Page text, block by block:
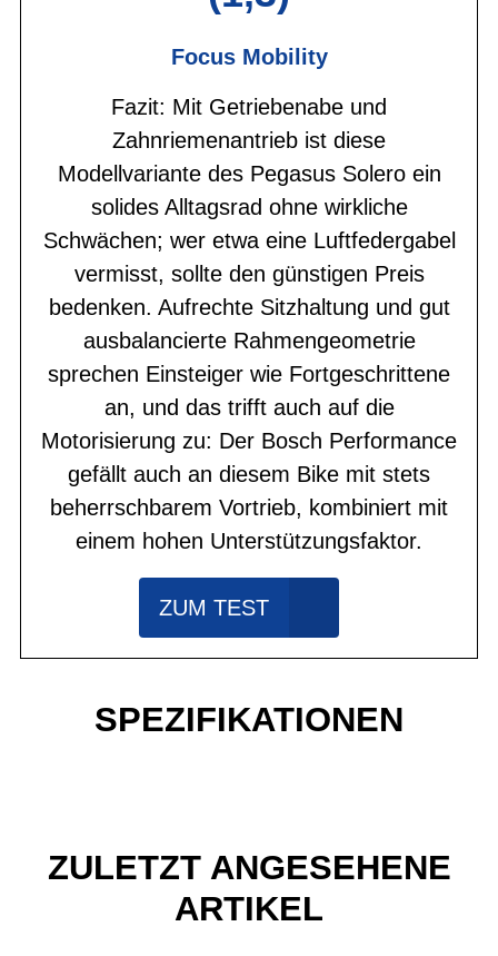
Focus Mobility
Fazit: Mit Getriebenabe und
Zahnriemenantrieb ist diese
Modellvariante des Pegasus Solero ein
solides Alltagsrad ohne wirkliche
Schwächen; wer etwa eine Luftfedergabel
vermisst, sollte den günstigen Preis
bedenken. Aufrechte Sitzhaltung und gut
ausbalancierte Rahmengeometrie
sprechen Einsteiger wie Fortgeschrittene
an, und das trifft auch auf die
Motorisierung zu: Der Bosch Performance
gefällt auch an diesem Bike mit stets
beherrschbarem Vortrieb, kombiniert mit
einem hohen Unterstützungsfaktor.
ZUM TEST
SPEZIFIKATIONEN
ZULETZT ANGESEHENE
ARTIKEL